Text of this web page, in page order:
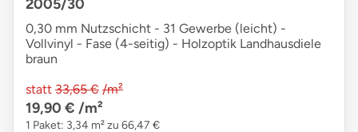
2005/30
0,30 mm Nutzschicht - 31 Gewerbe (leicht) -
Vollvinyl - Fase (4-seitig) - Holzoptik Landhausdiele
braun
statt 33,65 € /m²
19,90 € /m²
1 Paket: 3,34 m² zu 66,47 €